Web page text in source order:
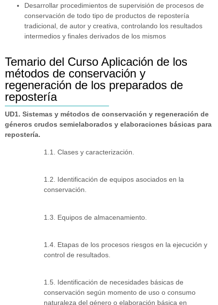
Desarrollar procedimientos de supervisión de procesos de
conservación de todo tipo de productos de repostería
tradicional, de autor y creativa, controlando los resultados
intermedios y finales derivados de los mismos
Temario del Curso Aplicación de los
métodos de conservación y
regeneración de los preparados de
repostería
UD1. Sistemas y métodos de conservación y regeneración de
géneros crudos semielaborados y elaboraciones básicas para
repostería.
1.1. Clases y caracterización.
1.2. Identificación de equipos asociados en la
conservación.
1.3. Equipos de almacenamiento.
1.4. Etapas de los procesos riesgos en la ejecución y
control de resultados.
1.5. Identificación de necesidades básicas de
conservación según momento de uso o consumo
naturaleza del género o elaboración básica en